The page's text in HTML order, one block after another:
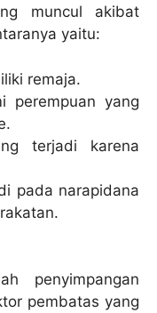
muncul akibat
yaitu:
remaja.
perempuan yang
terjadi karena
pada narapidana
penyimpangan
pembatas yang